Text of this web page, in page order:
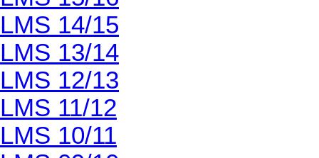
LMS 14/15
LMS 13/14
LMS 12/13
LMS 11/12
LMS 10/11